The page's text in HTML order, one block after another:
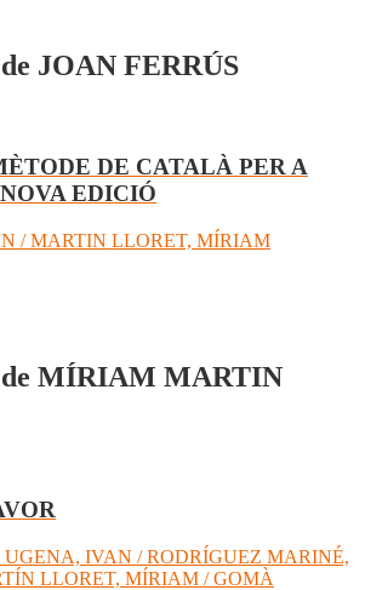
JOAN FERRÚS
DE CATALÀ PER A
EDICIÓ
/ MARTIN LLORET, MÍRIAM
MÍRIAM MARTIN
IVAN / RODRÍGUEZ MARINÉ,
LLORET, MÍRIAM / GOMÀ